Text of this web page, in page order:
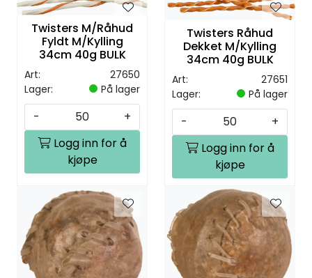
Twisters M/Råhud
Fyldt M/Kylling
34cm 40g BULK
Art:
27650
Lager:
På lager
-
+
Logg inn for å
kjøpe
Twisters Råhud
Dekket M/Kylling
34cm 40g BULK
Art:
27651
Lager:
På lager
-
+
Logg inn for å
kjøpe